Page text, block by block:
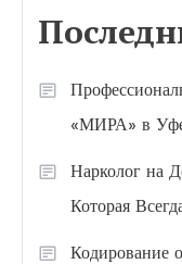
«МИРА» в
Нарколог на
Которая
Кодирование